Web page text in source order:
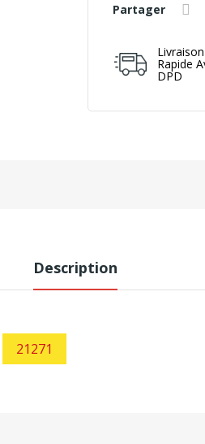
Partager
Livraison
Rapide
DPD
Description
21271